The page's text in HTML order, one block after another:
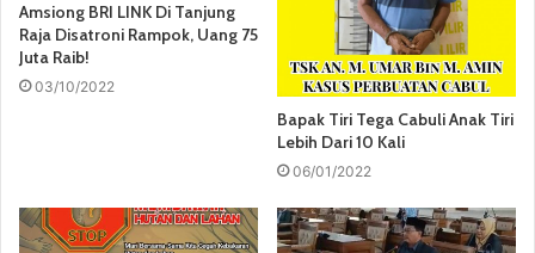
Amsiong BRI LINK Di Tanjung
Raja Disatroni Rampok, Uang 75
Juta Raib!
03/10/2022
Bapak Tiri Tega Cabuli Anak Tiri
Lebih Dari 10 Kali
06/01/2022